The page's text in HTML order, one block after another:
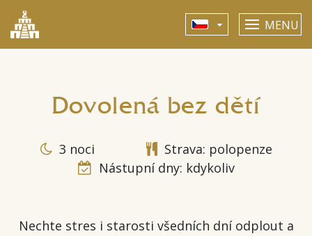
MENU
Dovolená bez dětí
3 noci
Strava: polopenze
Nástupní dny: kdykoliv
Nechte stres i starosti všedních dní odplout a